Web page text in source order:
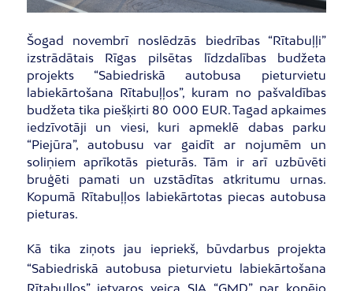
Šogad novembrī noslēdzās biedrības “Rītabuļļi”
izstrādātais Rīgas pilsētas līdzdalības budžeta
projekts “Sabiedriskā autobusa pieturvietu
labiekārtošana Rītabuļļos”, kuram no pašvaldības
budžeta tika piešķirti 80 000 EUR. Tagad apkaimes
iedzīvotāji un viesi, kuri apmeklē dabas parku
“Piejūra”, autobusu var gaidīt ar nojumēm un
soliņiem aprīkotās pieturās. Tām ir arī uzbūvēti
bruģēti pamati un uzstādītas atkritumu urnas.
Kopumā Rītabuļļos labiekārtotas piecas autobusa
pieturas.
Kā tika ziņots jau iepriekš, būvdarbus projekta
“Sabiedriskā autobusa pieturvietu labiekārtošana
Rītabuļļos” ietvaros veica SIA “GMD” par kopējo